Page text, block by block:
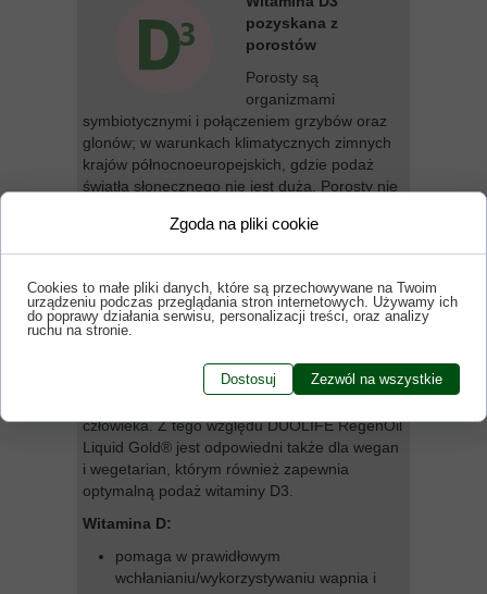
pozyskana z
porostów
Porosty są
organizmami
symbiotycznymi i połączeniem grzybów oraz
glonów; w warunkach klimatycznych zimnych
krajów północnoeuropejskich, gdzie podaż
światła słonecznego nie jest duża. Porosty nie
ilości) barwników absorbujących
promieniowanie UVB, dzięki czemu mogą
Zawartość witaminy D3 w porostach jest
szczególnie cenna z uwagi na fakt, że
najczęstszym źródłem tej formy witaminy D są
ryby i oleje rybie, natomiast rośliny i grzyby
dostarczają głównie witaminy D2
człowieka. Z tego względu DUOLIFE RegenOil
Liquid Gold® jest odpowiedni także dla wegan
i wegetarian, którym również zapewnia
optymalną podaż witaminy D3.
Witamina D:
pomaga w prawidłowym
wchłanianiu/wykorzystywaniu wapnia i
Zgoda na pliki cookie
Cookies to małe pliki danych, które są przechowywane na Twoim
urządzeniu podczas przeglądania stron internetowych. Używamy ich
do poprawy działania serwisu, personalizacji treści, oraz analizy
ruchu na stronie.
Dostosuj Zezwól na wszystkie